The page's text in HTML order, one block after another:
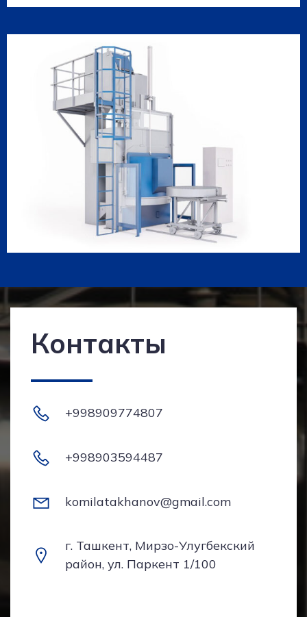
Контакты
+998909774807
+998903594487
komilatakhanov@gmail.com
г. Ташкент, Мирзо-Улугбекский
район, ул. Паркент 1/100